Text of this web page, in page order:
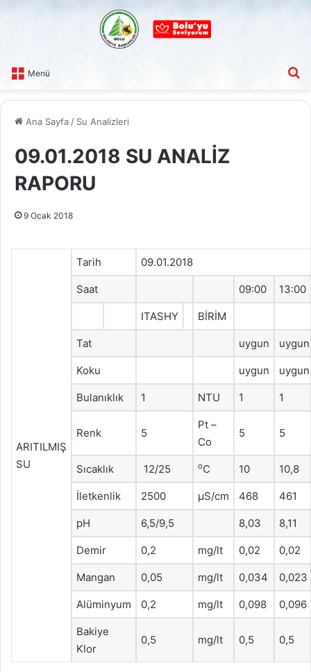
Menü
Ana Sayfa / Su Analizleri
09.01.2018 SU ANALİZ
RAPORU
9 Ocak 2018
ARITILMIŞ
SU
Tarih 09.01.2018
Saat 09:00 13:00
ITASHY BİRİM
Tat uygun uygun
Koku uygun uygun
Bulanıklık 1 NTU 1 1
Renk 5
Pt –
Co
5 5
Sıcaklık 12/25 oC 10 10,8
İletkenlik 2500 μS/cm 468 461
pH 6,5/9,5 8,03 8,11
Demir 0,2 mg/lt 0,02 0,02
Mangan 0,05 mg/lt 0,034 0,023
Alüminyum 0,2 mg/lt 0,098 0,096
Bakiye
Klor
0,5 mg/lt 0,5 0,5